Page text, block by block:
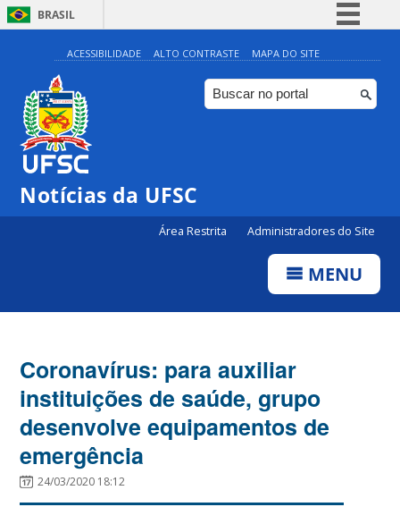
BRASIL
Simplifique!
Comunica BR
Participe
ACESSIBILIDADE ALTO CONTRASTE MAPA DO SITE
Notícias da UFSC
Área Restrita Administradores do Site
MENU
Coronavírus: para auxiliar
instituições de saúde, grupo
desenvolve equipamentos de
emergência
24/03/2020 18:12